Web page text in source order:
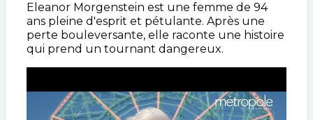
Eleanor Morgenstein est une femme de 94
ans pleine d'esprit et pétulante. Après une
perte bouleversante, elle raconte une histoire
qui prend un tournant dangereux.